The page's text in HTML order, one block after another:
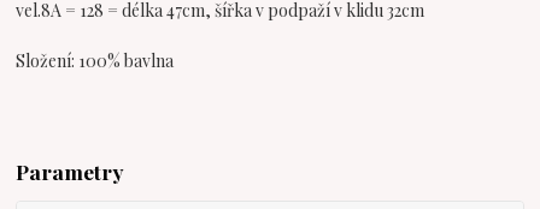
vel.8A = 128 = délka 47cm, šířka v podpaží v klidu 32cm
Složení: 100% bavlna
Parametry